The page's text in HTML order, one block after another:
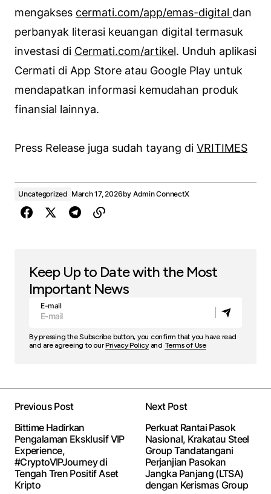
mengakses cermati.com/app/emas-digital dan
perbanyak literasi keuangan digital termasuk
investasi di Cermati.com/artikel. Unduh aplikasi
Cermati di App Store atau Google Play untuk
mendapatkan informasi kemudahan produk
finansial lainnya.
Press Release juga sudah tayang di VRITIMES
Uncategorized March 17, 2026by Admin ConnectX
Keep Up to Date with the Most
Important News
E-mail
By pressing the Subscribe button, you confirm that you have read
and are agreeing to ourPrivacy Policyand Terms of Use
Previous Post
Bittime Hadirkan
Pengalaman Eksklusif VIP
Experience,
#CryptoVIPJourney di
Tengah Tren Positif Aset
Kripto
Next Post
Perkuat Rantai Pasok
Nasional, Krakatau Steel
Group Tandatangani
Perjanjian Pasokan
Jangka Panjang (LTSA)
dengan Kerismas Group